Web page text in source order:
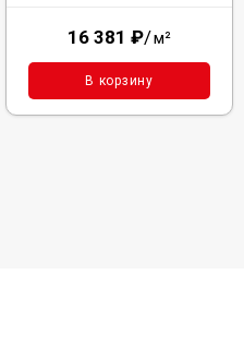
16 381 ₽/м²
В корзину